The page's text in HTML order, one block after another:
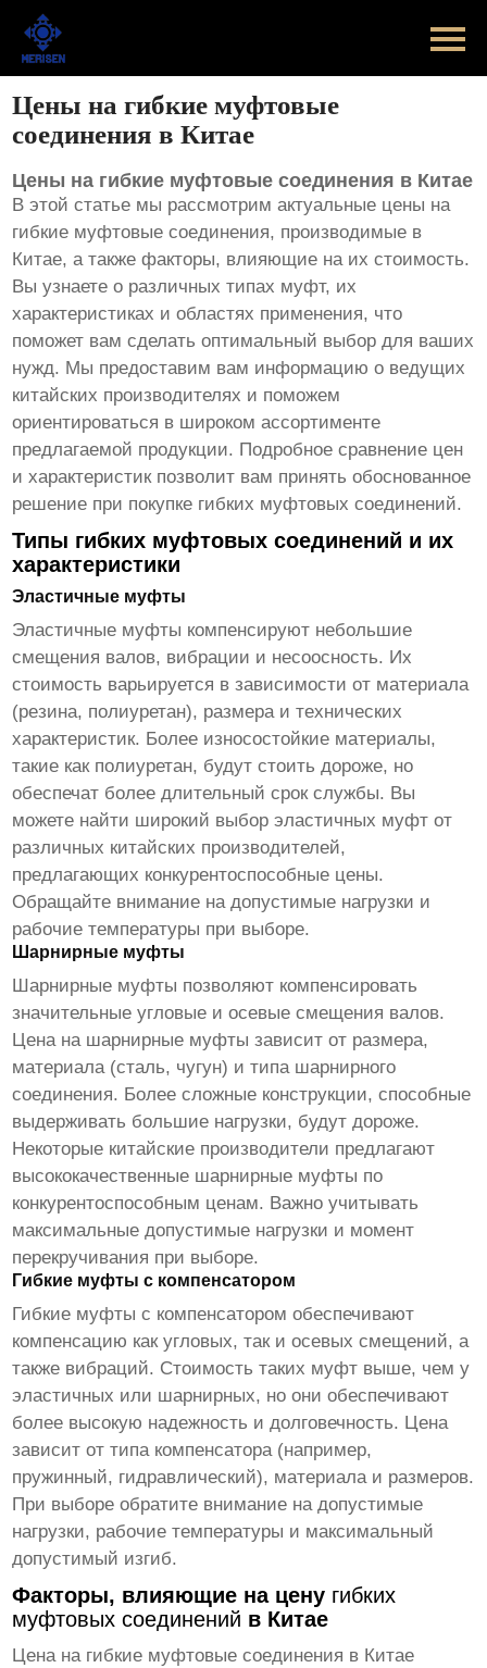
Главная
Новости
Случаи
Оборудование завода
О Нас
Цены на гибкие муфтовые
соединения в Китае
Цены на гибкие муфтовые соединения в Китае
В этой статье мы рассмотрим актуальные цены на
гибкие муфтовые соединения, производимые в
Китае, а также факторы, влияющие на их стоимость.
Вы узнаете о различных типах муфт, их
характеристиках и областях применения, что
поможет вам сделать оптимальный выбор для ваших
нужд. Мы предоставим вам информацию о ведущих
китайских производителях и поможем
ориентироваться в широком ассортименте
предлагаемой продукции. Подробное сравнение цен
и характеристик позволит вам принять обоснованное
решение при покупке гибких муфтовых соединений.
Типы гибких муфтовых соединений и их
характеристики
Эластичные муфты
Эластичные муфты компенсируют небольшие
смещения валов, вибрации и несоосность. Их
стоимость варьируется в зависимости от материала
(резина, полиуретан), размера и технических
характеристик. Более износостойкие материалы,
такие как полиуретан, будут стоить дороже, но
обеспечат более длительный срок службы. Вы
можете найти широкий выбор эластичных муфт от
различных китайских производителей,
предлагающих конкурентоспособные цены.
Обращайте внимание на допустимые нагрузки и
рабочие температуры при выборе.
Шарнирные муфты
Шарнирные муфты позволяют компенсировать
значительные угловые и осевые смещения валов.
Цена на шарнирные муфты зависит от размера,
материала (сталь, чугун) и типа шарнирного
соединения. Более сложные конструкции, способные
выдерживать большие нагрузки, будут дороже.
Некоторые китайские производители предлагают
высококачественные шарнирные муфты по
конкурентоспособным ценам. Важно учитывать
максимальные допустимые нагрузки и момент
перекручивания при выборе.
Гибкие муфты с компенсатором
Гибкие муфты с компенсатором обеспечивают
компенсацию как угловых, так и осевых смещений, а
также вибраций. Стоимость таких муфт выше, чем у
эластичных или шарнирных, но они обеспечивают
более высокую надежность и долговечность. Цена
зависит от типа компенсатора (например,
пружинный, гидравлический), материала и размеров.
При выборе обратите внимание на допустимые
нагрузки, рабочие температуры и максимальный
допустимый изгиб.
Факторы, влияющие на цену гибких
муфтовых соединений в Китае
Цена на гибкие муфтовые соединения в Китае